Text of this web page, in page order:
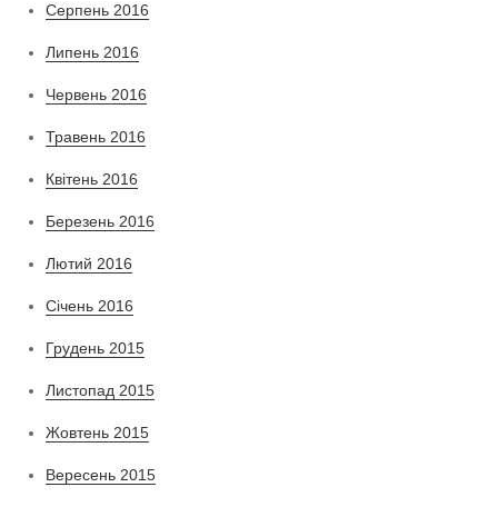
Серпень 2016
Липень 2016
Червень 2016
Травень 2016
Квітень 2016
Березень 2016
Лютий 2016
Січень 2016
Грудень 2015
Листопад 2015
Жовтень 2015
Вересень 2015